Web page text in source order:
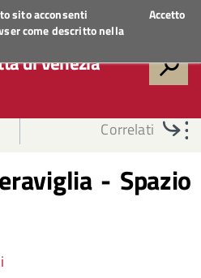
sito acconsenti
come descritto nella
Accetto
di Venezia
Correlati
- Spazio